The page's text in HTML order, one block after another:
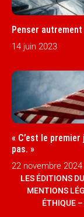
Penser
14 juin 2023
« C’est le
pas. »
22 novembre 2024
LES ÉDITIONS
MENTIONS
ÉTHIQUE –